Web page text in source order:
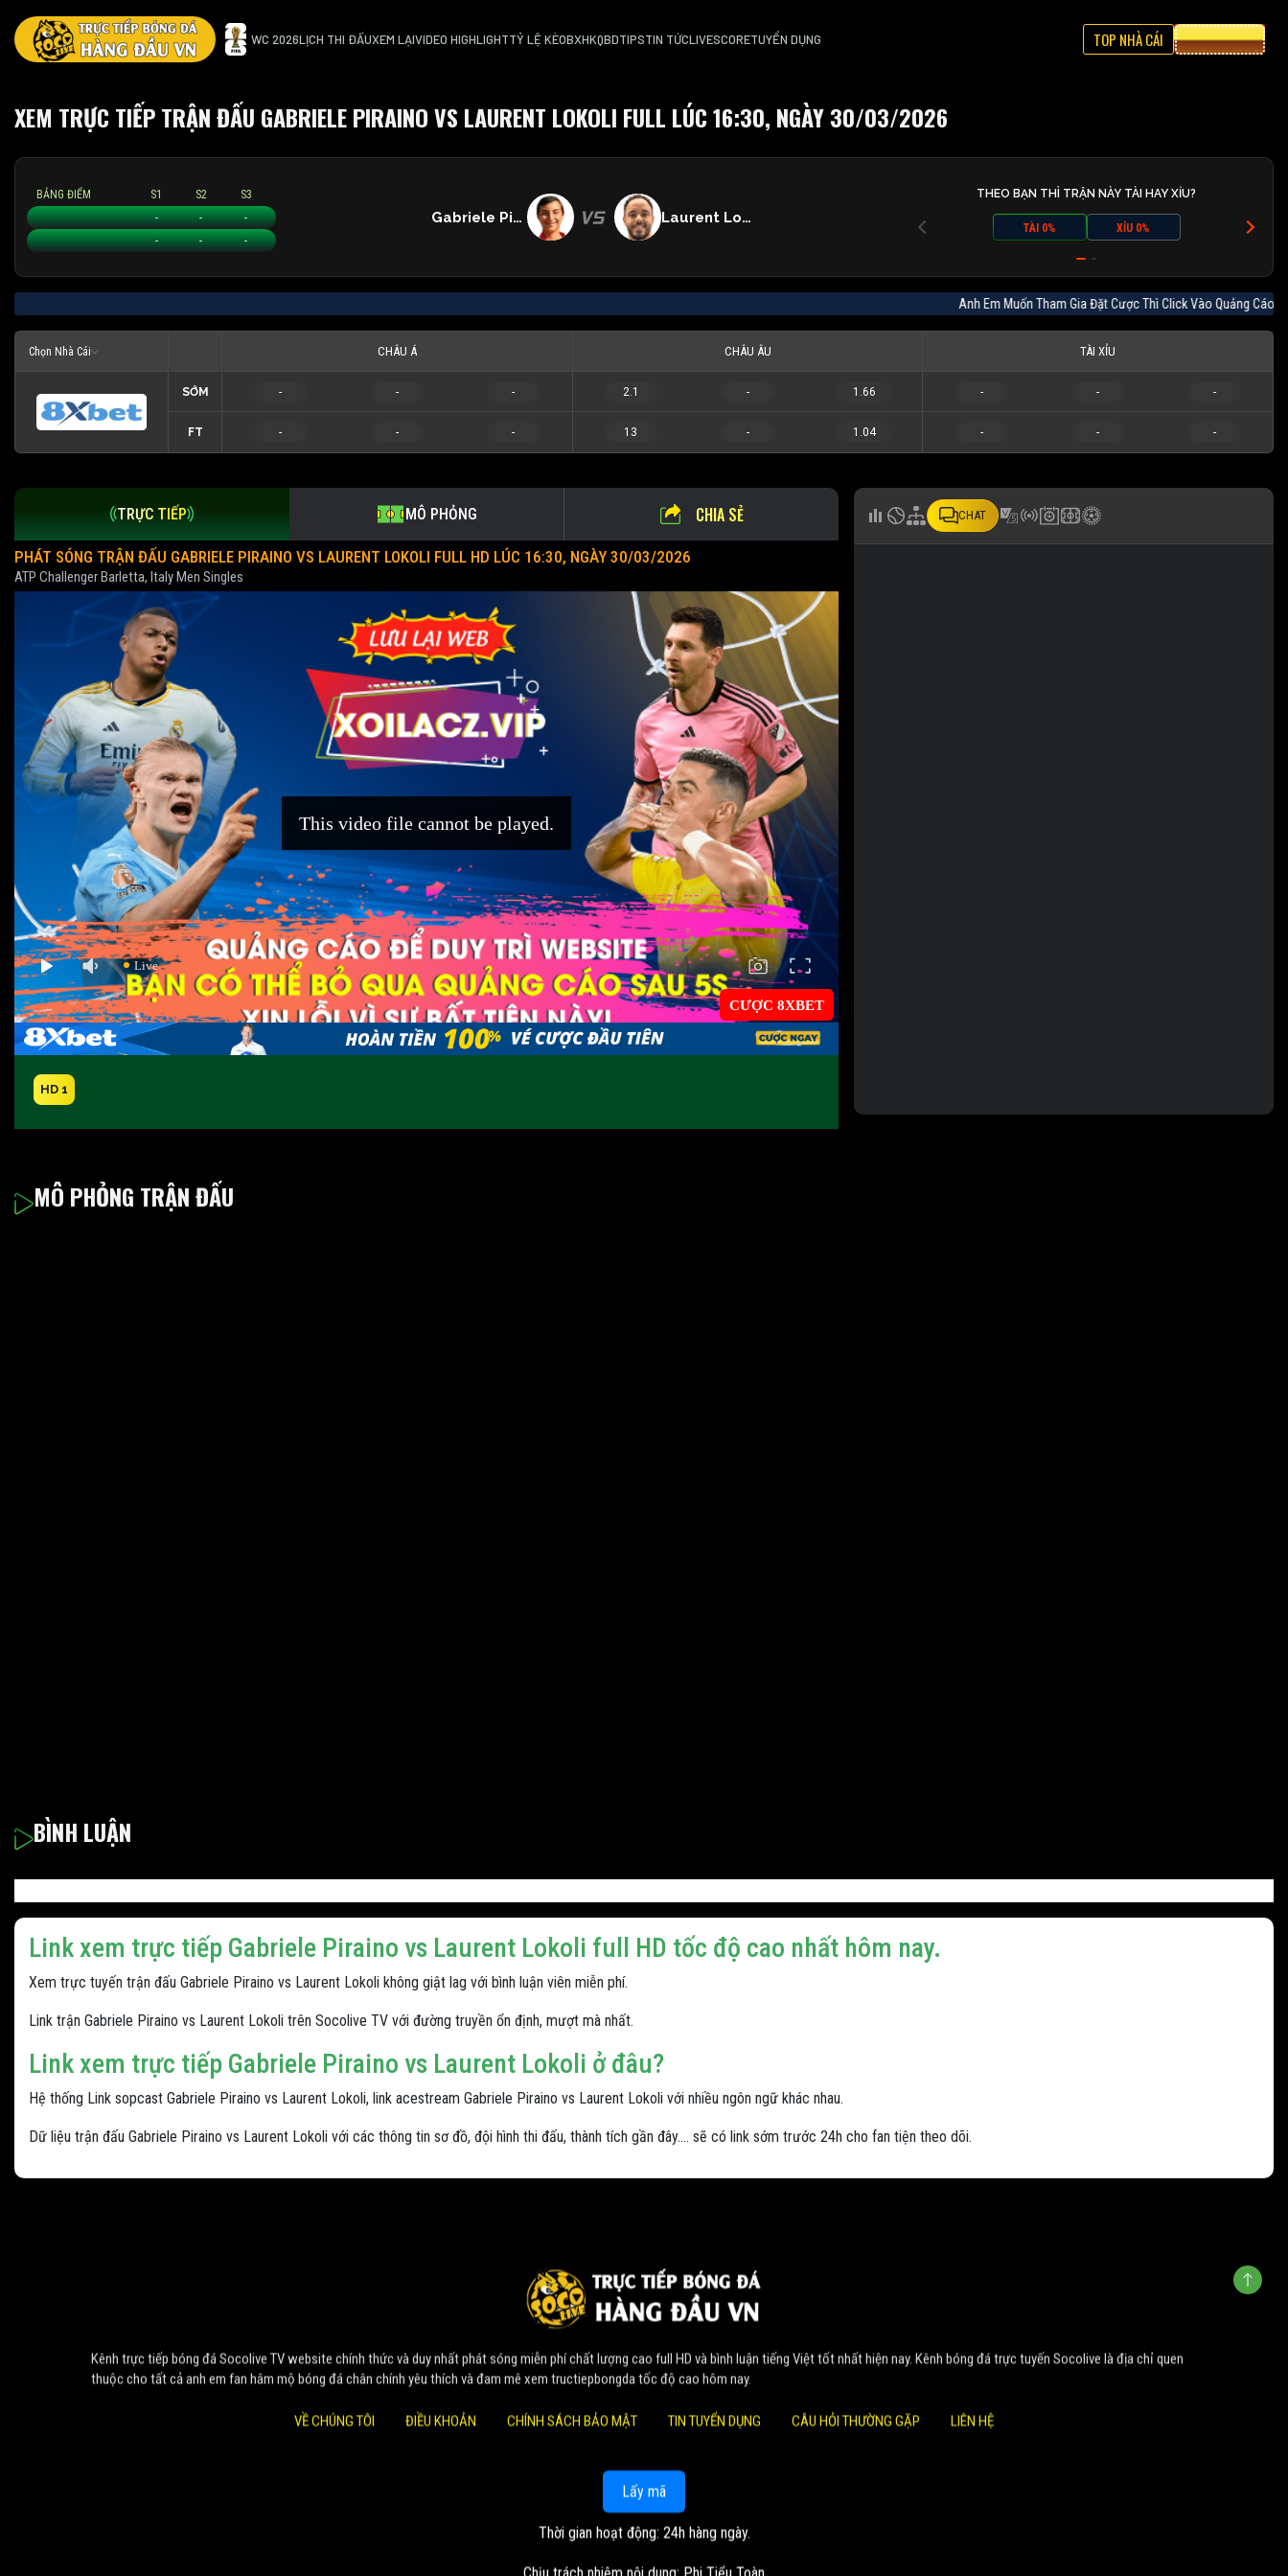
WC 2026LỊCH THI ĐẤUXEM LẠIVIDEO HIGHLIGHTTỶ LỆ KÈOBXHKQBDTIPSTIN TỨCLIVESCORETUYỂN DỤNG TOP NHÀ CÁI CƯỢC 8XBET
XEM TRỰC TIẾP TRẬN ĐẤU GABRIELE PIRAINO VS LAURENT LOKOLI FULL LÚC 16:30, NGÀY 30/03/2026
BẢNG ĐIỂM S1 S2
S3
Gabriele Piraino
- -
-
Laurent Lokoli
- - -
Gabriele Piraino Laurent Lokoli
THEO BẠN THÌ TRẬN NÀY TÀI HAY XỈU?
TÀI 0% XỈU 0%
Anh Em Muốn Tham Gia Đặt Cược Thì Click Vào
Chọn Nhà Cái
SỚM
FT
CHÂU Á
- - -
- - -
CHÂU ÂU
2.1 - 1.66
13 - 1.04
TÀI XỈU
- - -
- - -
TRỰC TIẾP MÔ PHỎNG CHIA SẺ
PHÁT SÓNG TRẬN ĐẤU GABRIELE PIRAINO VS LAURENT LOKOLI FULL HD LÚC 16:30, NGÀY 30/03/2026
ATP Challenger Barletta, Italy Men Singles
HD 1
CHAT
MÔ PHỎNG TRẬN ĐẤU
BÌNH LUẬN
Link xem trực tiếp Gabriele Piraino vs Laurent Lokoli full HD tốc độ cao nhất hôm nay.
Xem trực tuyến trận đấu Gabriele Piraino vs Laurent Lokoli không giật lag với bình luận viên miễn phí.
Link trận Gabriele Piraino vs Laurent Lokoli trên Socolive TV với đường truyền ổn định, mượt mà nhất.
Link xem trực tiếp Gabriele Piraino vs Laurent Lokoli ở đâu?
Hệ thống Link sopcast Gabriele Piraino vs Laurent Lokoli, link acestream Gabriele Piraino vs Laurent Lokoli với nhiều ngôn ngữ khác nhau.
Dữ liệu trận đấu Gabriele Piraino vs Laurent Lokoli với các thông tin sơ đồ, đội hình thi đấu, thành tích gần đây.... sẽ có link sớm trước 24h cho fan tiện theo dõi.
Kênh trực tiếp bóng đá Socolive TV website chính thức và duy nhất phát sóng miễn phí chất lượng cao full HD và bình luận tiếng Việt tốt nhất hiện nay. Kênh bóng đá trực tuyến Socolive là địa chỉ quen
thuộc cho tất cả anh em fan hâm mộ bóng đá chân chính yêu thích và đam mê xem tructiepbongda tốc độ cao hôm nay.
VỀ CHÚNG TÔI ĐIỀU KHOẢN CHÍNH SÁCH BẢO MẬT TIN TUYỂN DỤNG CÂU HỎI THƯỜNG GẶP LIÊN HỆ
Lấy mã
Thời gian hoạt động: 24h hàng ngày.